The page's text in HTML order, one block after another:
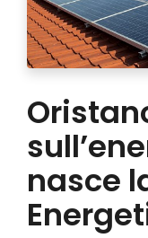
AREA GIORNALISTI
nasce